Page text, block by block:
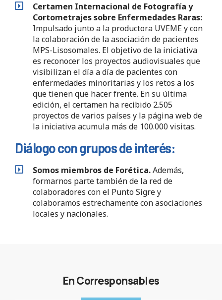
Certamen Internacional de Fotografía y
Cortometrajes sobre Enfermedades Raras:
Impulsado junto a la productora UVEME y con
la colaboración de la asociación de pacientes
MPS-Lisosomales. El objetivo de la iniciativa
es reconocer los proyectos audiovisuales que
visibilizan el día a día de pacientes con
enfermedades minoritarias y los retos a los
que tienen que hacer frente. En su última
edición, el certamen ha recibido 2.505
proyectos de varios países y la página web de
la iniciativa acumula más de 100.000 visitas.
Diálogo con grupos de interés:
Somos miembros de Forética.Además,
formarnos parte también de la red de
colaboradores con el Punto Sigre y
colaboramos estrechamente con asociaciones
locales y nacionales.
En Corresponsables